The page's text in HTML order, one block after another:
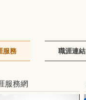
服務 職涯連結
服務網